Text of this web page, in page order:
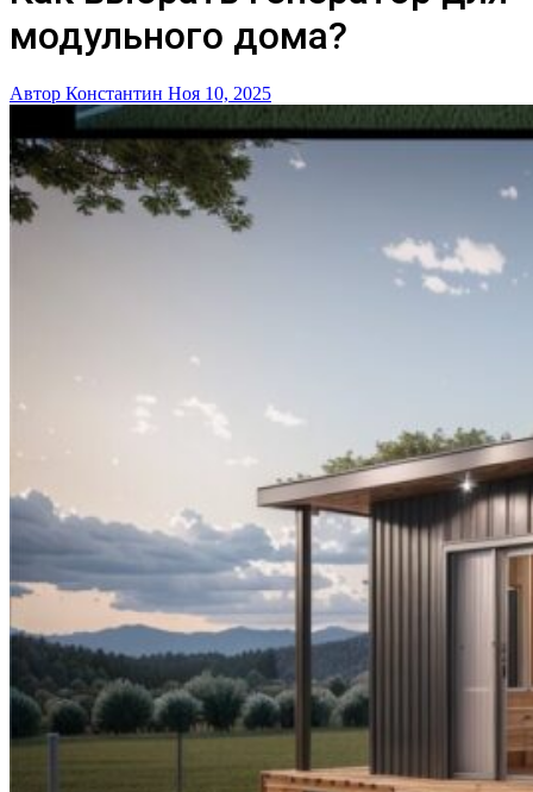
модульного дома?
Автор Константин Ноя 10, 2025